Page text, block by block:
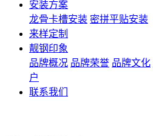
安装方案
龙骨卡槽安装 密拼平贴安装
来样定制
靓钢印象
品牌概况 品牌荣誉 品牌文化
户
联系我们